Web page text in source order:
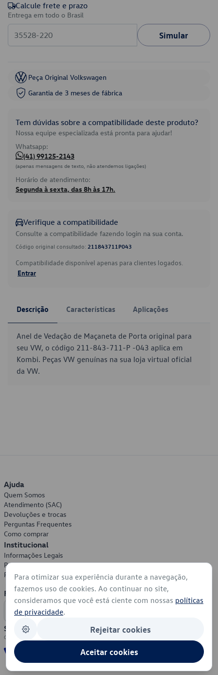
Calcule frete e prazo
Entrega em todo o Brasil
Simular
Peça Original Volkswagen
Garantia de 3 meses de fábrica
Tem dúvidas sobre a compatibilidade deste produto?
Nossa equipe especializada está pronta para ajudar!
Whatsapp:
(41) 99125-2143
(apenas mensagens de texto, não atendemos ligações)
Horário de atendimento:
Segunda à sexta, das 8h às 17h.
Verifique a compatibilidade
Consulte a compatibilidade fazendo login na sua conta.
Código original consultado: 211843711P043
Compatibilidade disponível apenas para clientes logados.
Entrar
Descrição Características Aplicações
Anel de Vedação de Maçaneta de Porta original para
seu VW, o código 211-843-711-P -043 aplica em
Kombi. Peças VW genuínas na sua loja virtual oficial
da VW.
Ajuda
Quem Somos
Atendimento (SAC)
Devoluções e trocas
Perguntas Frequentes
Como comprar
Institucional
Informações Legais
Política de Privacidade
Política de Cookies
Formas de Pagamento
Segurança
Para otimizar sua experiência durante a navegação,
fazemos uso de cookies. Ao continuar no site,
consideramos que você está ciente com nossas políticas
de privacidade.
Rejeitar cookies
Aceitar cookies